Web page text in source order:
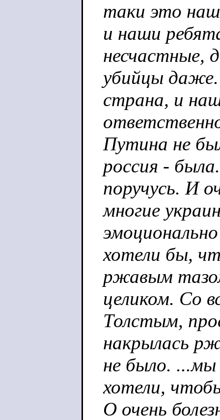
таки это
и наши
несчастные,
убийцы
страна, и
Путина не
россия -
поручусь. И
многие
хотели бы,
ржавым
целиком. Со
Толстым,
накрылась
не было.
хотели,
О очень